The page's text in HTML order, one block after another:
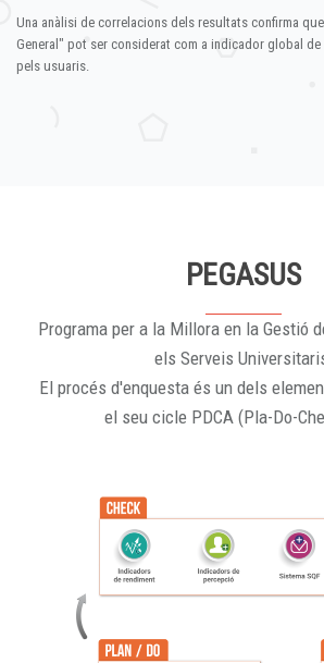
Una anàlisi de correlacions dels resultats confirma
General" pot ser considerat com a indicador global
pels usuaris.
PEGASUS
Programa per a la Millora en la Gestió
els Serveis
El procés d'enquesta és un dels
el seu cicle PDCA (Pla-Do-